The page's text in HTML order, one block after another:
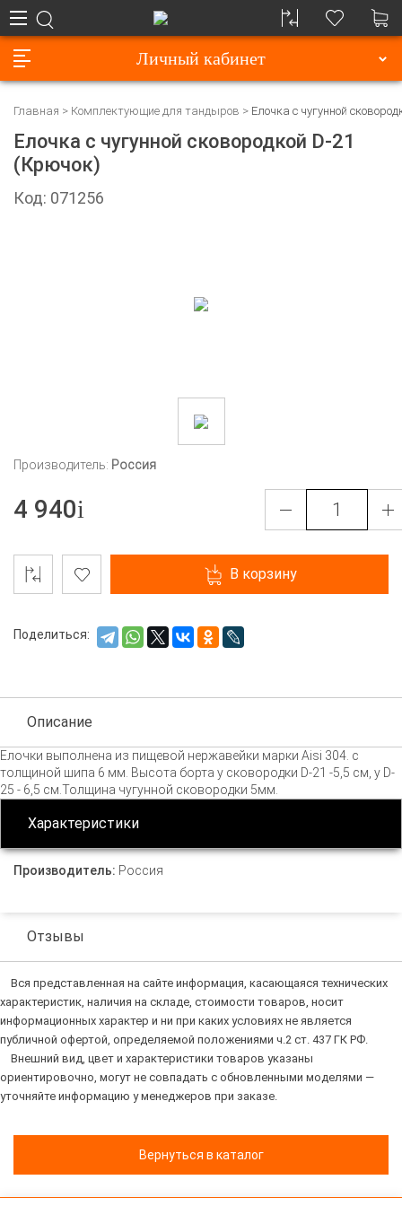
Личный кабинет
Главная Комплектующие для тандыров Елочка с чугунной
Елочка с чугунной сковородкой D-21
(Крючок)
Код: 071256
Производитель: Россия
4 940
В корзину
Поделиться:
Описание
Елочки выполнена из пищевой нержавейки марки Aisi 304. с
толщиной шипа 6 мм. Высота борта у сковородки D-21 -5,5 см, у D-
25 - 6,5 см.Толщина чугунной сковородки 5мм.
Характеристики
Производитель: Россия
Отзывы
Вся представленная на сайте информация, касающаяся технических
характеристик, наличия на складе, стоимости товаров, носит
информационных характер и ни при каких условиях не является
публичной офертой, определяемой положениями ч.2 ст. 437 ГК РФ.
Внешний вид, цвет и характеристики товаров указаны
ориентировочно, могут не совпадать с обновленными моделями —
уточняйте информацию у менеджеров при заказе.
Вернуться в каталог